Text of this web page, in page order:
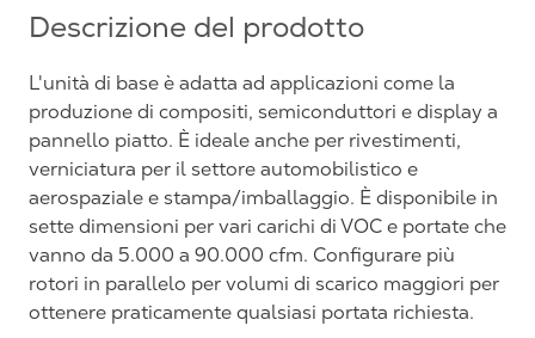
Descrizione del prodotto
L'unità di base è adatta ad applicazioni come la
produzione di compositi, semiconduttori e display a
pannello piatto. È ideale anche per rivestimenti,
verniciatura per il settore automobilistico e
aerospaziale e stampa/imballaggio. È disponibile in
sette dimensioni per vari carichi di VOC e portate che
vanno da 5.000 a 90.000 cfm. Configurare più
rotori in parallelo per volumi di scarico maggiori per
ottenere praticamente qualsiasi portata richiesta.